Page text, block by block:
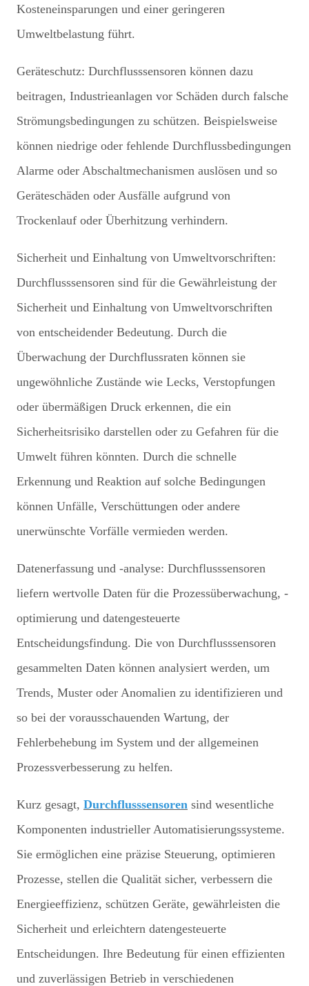
Kosteneinsparungen und einer geringeren
Umweltbelastung führt.
Geräteschutz: Durchflusssensoren können dazu
beitragen, Industrieanlagen vor Schäden durch falsche
Strömungsbedingungen zu schützen. Beispielsweise
können niedrige oder fehlende Durchflussbedingungen
Alarme oder Abschaltmechanismen auslösen und so
Geräteschäden oder Ausfälle aufgrund von
Trockenlauf oder Überhitzung verhindern.
Sicherheit und Einhaltung von Umweltvorschriften:
Durchflusssensoren sind für die Gewährleistung der
Sicherheit und Einhaltung von Umweltvorschriften
von entscheidender Bedeutung. Durch die
Überwachung der Durchflussraten können sie
ungewöhnliche Zustände wie Lecks, Verstopfungen
oder übermäßigen Druck erkennen, die ein
Sicherheitsrisiko darstellen oder zu Gefahren für die
Umwelt führen könnten. Durch die schnelle
Erkennung und Reaktion auf solche Bedingungen
können Unfälle, Verschüttungen oder andere
unerwünschte Vorfälle vermieden werden.
Datenerfassung und -analyse: Durchflusssensoren
liefern wertvolle Daten für die Prozessüberwachung, -
optimierung und datengesteuerte
Entscheidungsfindung. Die von Durchflusssensoren
gesammelten Daten können analysiert werden, um
Trends, Muster oder Anomalien zu identifizieren und
so bei der vorausschauenden Wartung, der
Fehlerbehebung im System und der allgemeinen
Prozessverbesserung zu helfen.
Kurz gesagt, Durchflusssensoren sind wesentliche
Komponenten industrieller Automatisierungssysteme.
Sie ermöglichen eine präzise Steuerung, optimieren
Prozesse, stellen die Qualität sicher, verbessern die
Energieeffizienz, schützen Geräte, gewährleisten die
Sicherheit und erleichtern datengesteuerte
Entscheidungen. Ihre Bedeutung für einen effizienten
und zuverlässigen Betrieb in verschiedenen